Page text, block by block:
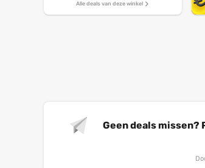
Alle deals van deze winkel
Geen deals